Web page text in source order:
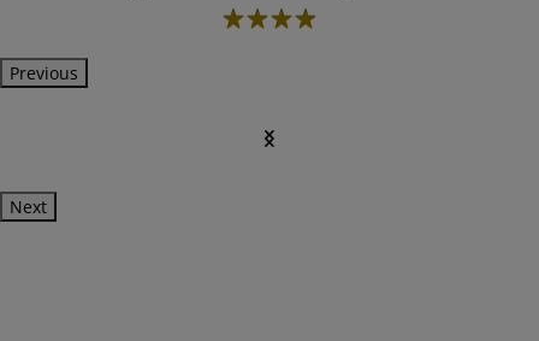
4
Previous
Next